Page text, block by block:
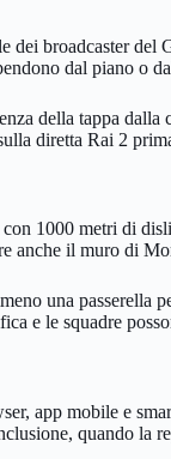
dei broadcaster
dal piano o
della tappa
diretta Rai 2
1000 metri di
anche il muro di
una
e le squadre
app mobile e
quando la